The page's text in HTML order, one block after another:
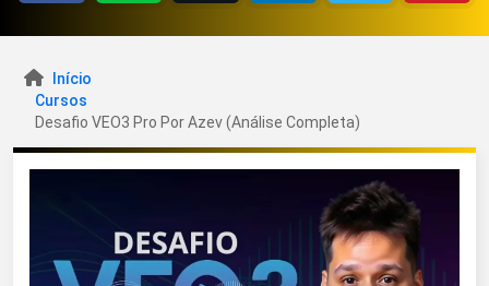
Início
Cursos
Desafio VEO3 Pro Por Azev (Análise Completa)